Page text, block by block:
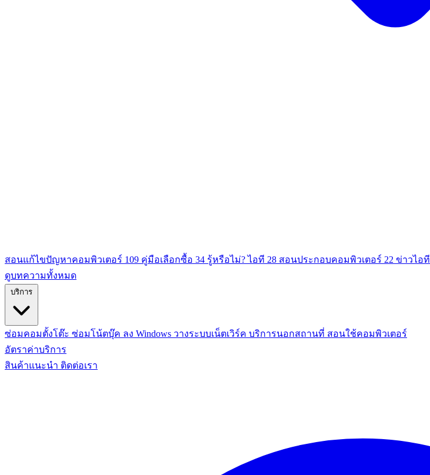
สอนแก้ไขปัญหาคอมพิวเตอร์ 109 คู่มือเลือกซื้อ 34 รู้หรือไม่? ไอที 28 สอนประกอบคอมพิวเตอร์ 22 ข่าวไอที
ดูบทความทั้งหมด
ซ่อมคอมตั้งโต๊ะ ซ่อมโน้ตบุ๊ค ลง Windows วางระบบเน็ตเวิร์ค บริการนอกสถานที่ สอนใช้คอมพิวเตอร์
อัตราค่าบริการ
สินค้าแนะนำ ติดต่อเรา